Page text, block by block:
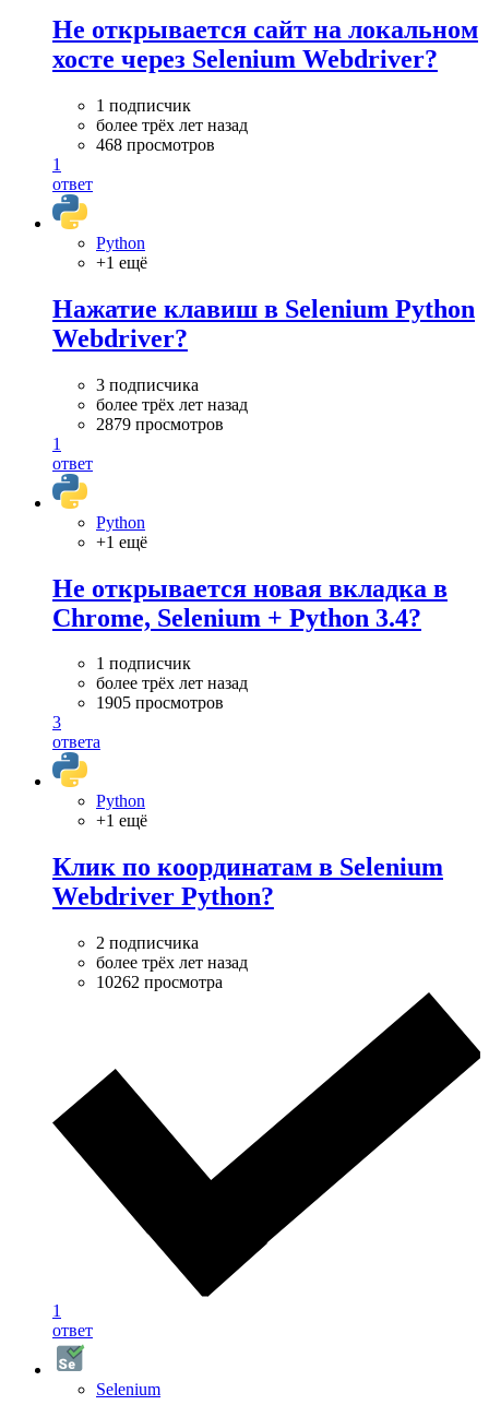
Не открывается сайт на локальном
хосте через Selenium Webdriver?
1 подписчик
более трёх лет назад
468 просмотров
1
ответ
Python
+1 ещё
Нажатие клавиш в Selenium Python
Webdriver?
3 подписчика
более трёх лет назад
2879 просмотров
1
ответ
Python
+1 ещё
Не открывается новая вкладка в
Chrome, Selenium + Python 3.4?
1 подписчик
более трёх лет назад
1905 просмотров
3
ответа
Python
+1 ещё
Клик по координатам в Selenium
Webdriver Python?
2 подписчика
более трёх лет назад
10262 просмотра
1
ответ
Selenium